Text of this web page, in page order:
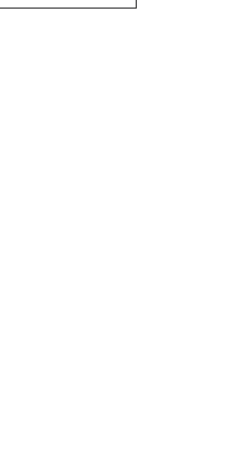
Avtodayanacaqda maşına zərər
35°, rayonlarda